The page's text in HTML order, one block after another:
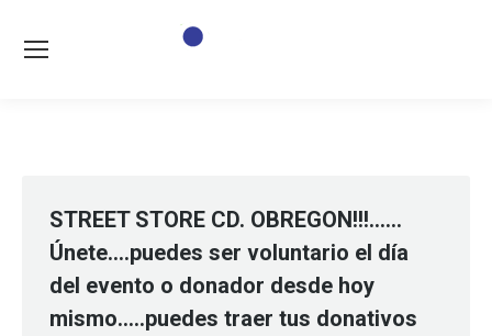
STREET STORE CD. OBREGON!!!……
Únete….puedes ser voluntario el día
del evento o donador desde hoy
mismo…..puedes traer tus donativos